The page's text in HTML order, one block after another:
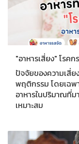
"อาหารเสี่ยง" โรค
ปัจจัยของความเสี่
พฤติกรรม โดยเฉพ
อาหารในปริมาณที่ม
เหมาะสม